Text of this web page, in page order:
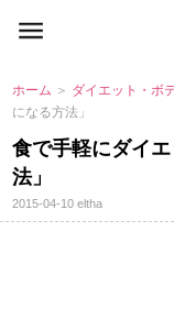
ホーム ＞ ダイエット・ボ
になる方法」
食で手軽にダイ
法」
2015-04-10eltha